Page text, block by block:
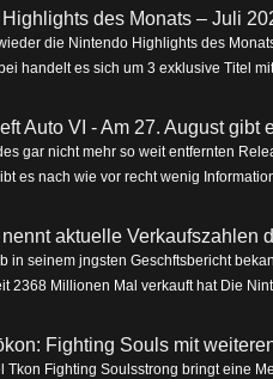
des Monats – Juli
die Nintendo Highlights des
handelt es sich um 3 exklusive Titel
Auto VI - Am 27. August gibt
gar nicht mehr so weit entfernten
es nach wie vor recht wenig
aktuelle Verkaufszahlen
in seinem jngsten Geschftsbericht
2368 Millionen Mal verkauft hat Die
Fighting Souls mit
Tkon Fighting Soulsstrong bringt eine